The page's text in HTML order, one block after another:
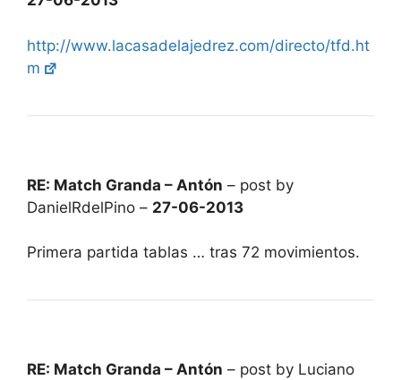
http://www.lacasadelajedrez.com/directo/tfd.ht
m
RE: Match Granda – Antón – post by
DanielRdelPino – 27-06-2013
Primera partida tablas … tras 72 movimientos.
RE: Match Granda – Antón – post by Luciano